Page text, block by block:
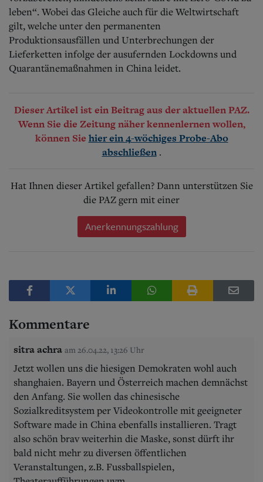
leben“. Wobei das Gleiche auch für die Weltwirtschaft
gilt, welche unter den permanenten
Produktionsausfällen und Unterbrechungen der
Lieferketten infolge der ausufernden Lockdowns und
Quarantänemaßnahmen in China leidet.
Dieser Artikel ist ein Beitrag aus der aktuellen PAZ.
Wenn Sie die Zeitung näher kennenlernen wollen,
können Sie hier ein 4-wöchiges Probe-Abo
abschließen .
Hat Ihnen dieser Artikel gefallen? Dann unterstützen Sie
die PAZ gern mit einer
Anerkennungszahlung
Kommentare
sitra achra am 26.04.22, 13:26 Uhr
Jetzt wollen uns die hiesigen Demokraten wohl auch
shanghaien. Bayern und Österreich machen demnächst
den Anfang. Sie wollen das chinesische
Sozialkreditsystem per Videokontrolle mit geeigneter
Software made in China ebenfalls installieren. Tragt
also schön brav weiterhin die Maske, sonst dürft ihr
bald nicht mehr zu diversen öffentlichen
Veranstaltungen, z.B. Fussballspielen,